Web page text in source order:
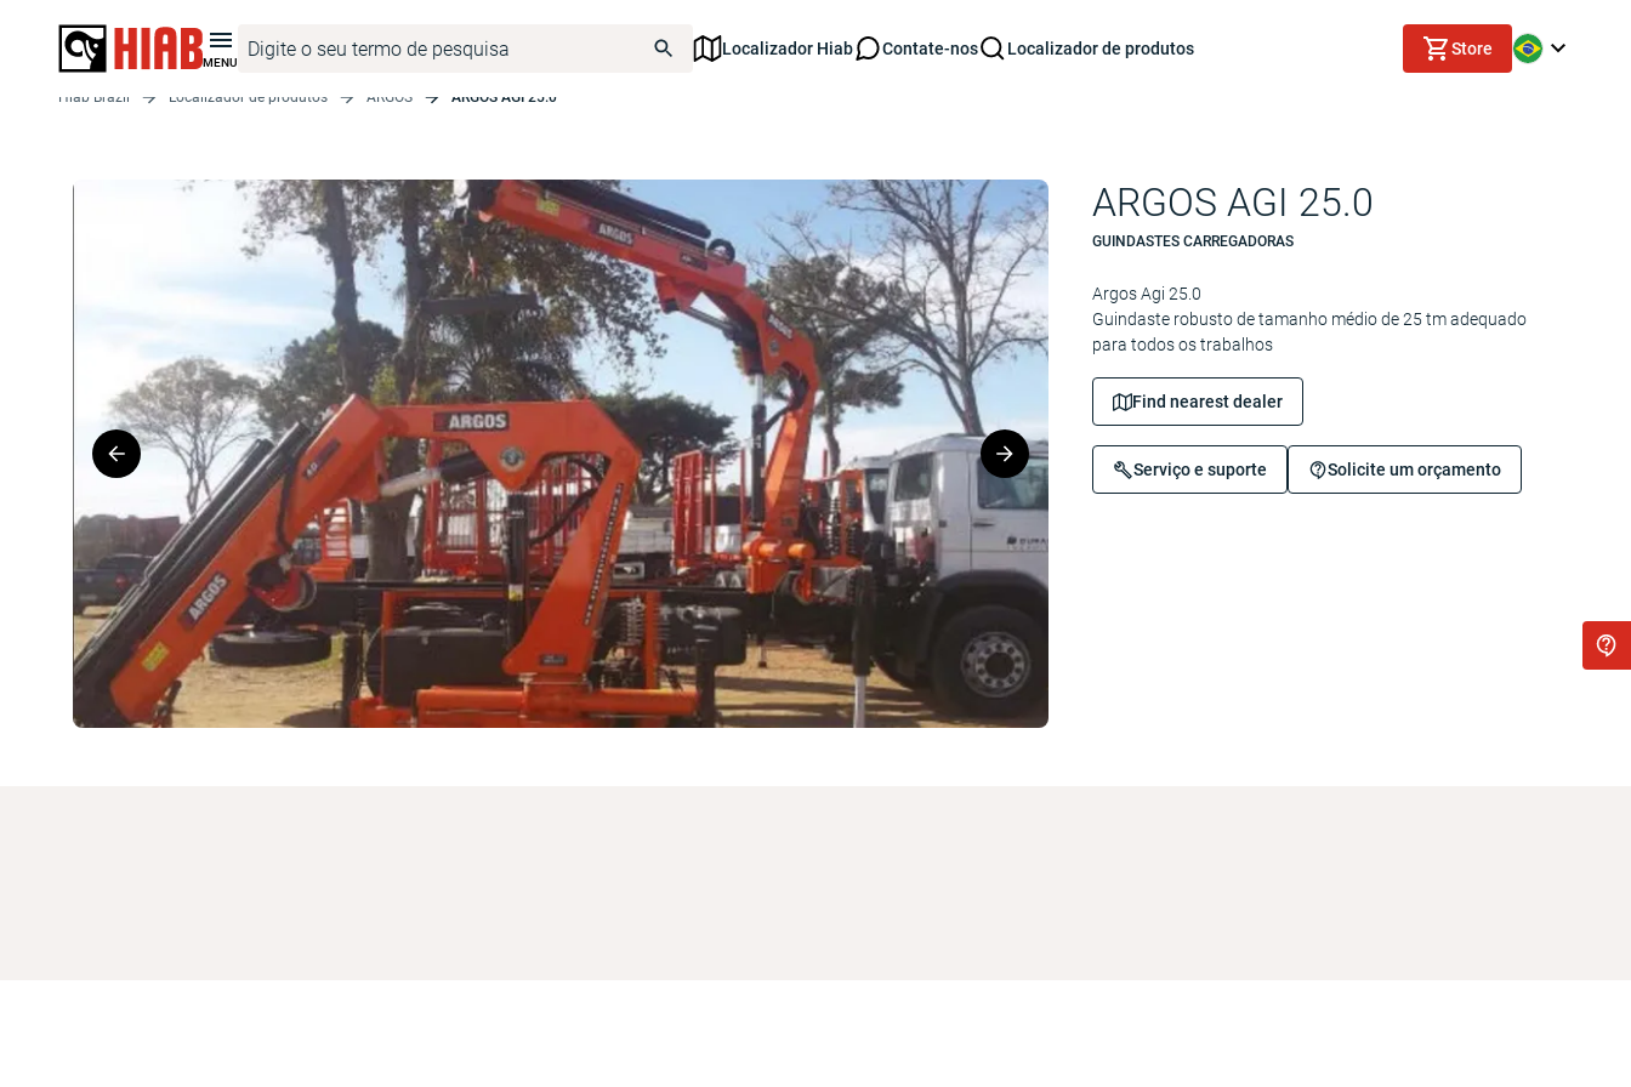
MENU
Localizador Hiab Contate-nos Localizador de produtos Store
Hiab Brazil Localizador de produtos ARGOS ARGOS AGI 25.0
ARGOS AGI 25.0
GUINDASTES CARREGADORAS
Argos Agi 25.0
Guindaste robusto de tamanho médio de 25 tm adequado
para todos os trabalhos
Find nearest dealer
Serviço e suporte Solicite um orçamento